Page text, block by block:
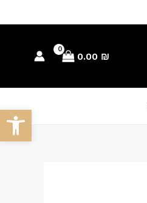
0.00 ₪
פתח